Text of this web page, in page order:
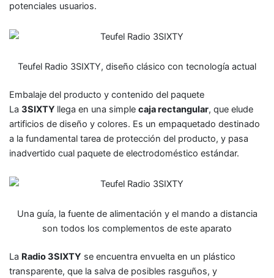
potenciales usuarios.
Teufel Radio 3SIXTY, diseño clásico con tecnología actual
Embalaje del producto y contenido del paquete
La 3SIXTY llega en una simple caja rectangular, que elude
artificios de diseño y colores. Es un empaquetado destinado
a la fundamental tarea de protección del producto, y pasa
inadvertido cual paquete de electrodoméstico estándar.
Una guía, la fuente de alimentación y el mando a distancia
son todos los complementos de este aparato
La Radio 3SIXTY se encuentra envuelta en un plástico
transparente, que la salva de posibles rasguños, y